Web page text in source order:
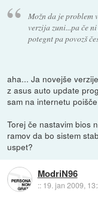
Možn da je problem
verzija zuni...pa če
potegnt pa povozš
aha... Ja novejše
z asus auto update
sam na internetu
Torej če nastavim bios
ramov da bo sistem
uspet?
ModriN96
:: 19. jan 2009,